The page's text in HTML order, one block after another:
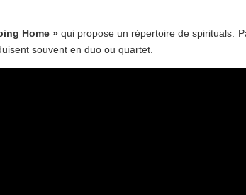
Home » qui propose un répertoire de spirituals.
souvent en duo ou quartet.